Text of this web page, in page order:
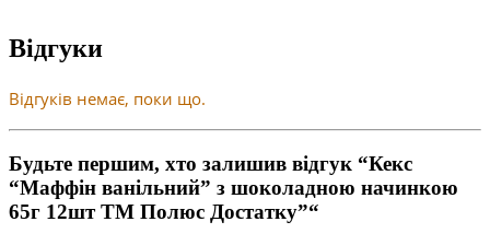
Відгуки
Відгуків немає, поки що.
Будьте першим, хто залишив відгук “Кекс
“Маффін ванільний” з шоколадною начинкою
65г 12шт ТМ Полюс Достатку”“